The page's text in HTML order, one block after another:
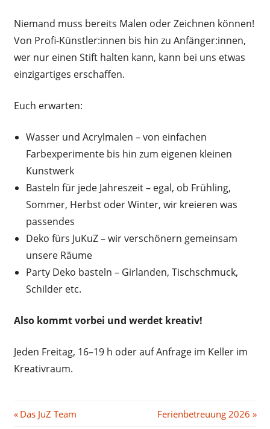
Niemand muss bereits Malen oder Zeichnen können!
Von Profi-Künstler:innen bis hin zu Anfänger:innen,
wer nur einen Stift halten kann, kann bei uns etwas
einzigartiges erschaffen.
Euch erwarten:
Wasser und Acrylmalen – von einfachen
Farbexperimente bis hin zum eigenen kleinen
Kunstwerk
Basteln für jede Jahreszeit – egal, ob Frühling,
Sommer, Herbst oder Winter, wir kreieren was
passendes
Deko fürs JuKuZ – wir verschönern gemeinsam
unsere Räume
Party Deko basteln – Girlanden, Tischschmuck,
Schilder etc.
Also kommt vorbei und werdet kreativ!
Jeden Freitag, 16–19 h oder auf Anfrage im Keller im
Kreativraum.
Beitragsnavigation
Vorheriger
Das JuZ Team
Nächster
Ferienbetreuung 2026